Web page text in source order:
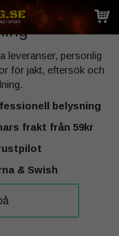
jakt‑ och
leveranser, personlig
för jakt, eftersök och
belysning
frakt från 59kr
& Swish